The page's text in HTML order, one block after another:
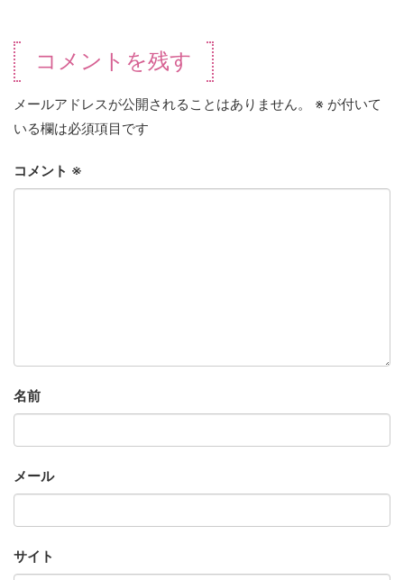
コメントを残す
メールアドレスが公開されることはありません。 ※ が付いて
いる欄は必須項目です
コメント ※
名前
メール
サイト